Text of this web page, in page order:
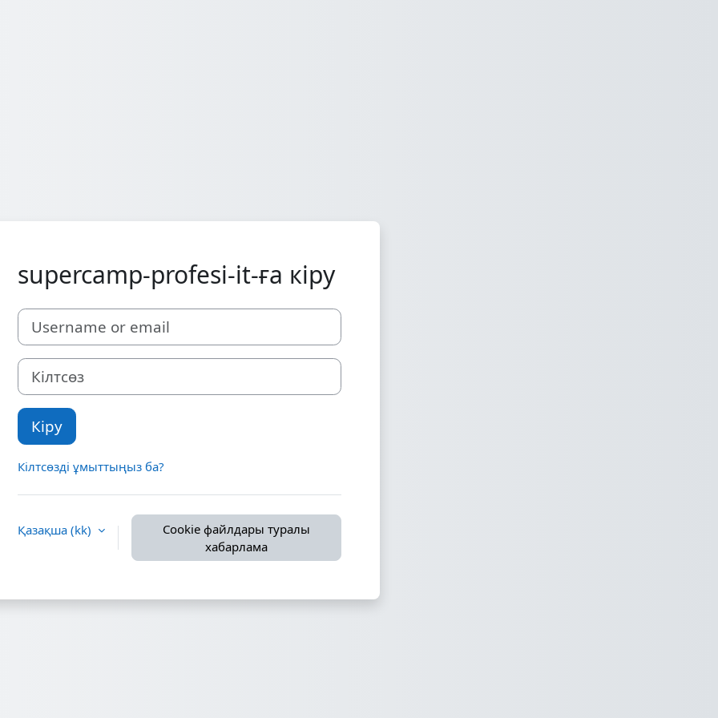
supercamp-profesi-it-ға кіру
Username or email
Кілтсөз
Кіру
Кілтсөзді ұмыттыңыз ба?
Қазақша ‎(kk)‎
Cookie файлдары туралы
хабарлама